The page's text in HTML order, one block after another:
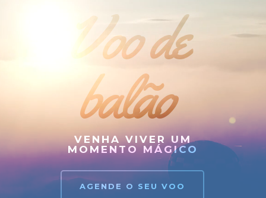
Voo de
balão
VENHA VIVER UM
MOMENTO MÁGICO
AGENDE O SEU VOO